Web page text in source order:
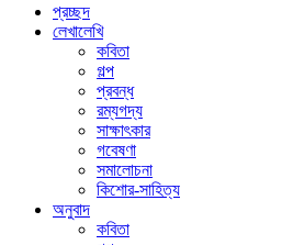
প্রচ্ছদ
লেখালেখি
কবিতা
গল্প
প্রবন্ধ
রম্যগদ্য
সাক্ষাৎকার
গবেষণা
সমালোচনা
কিশোর-সাহিত্য
অনুবাদ
কবিতা